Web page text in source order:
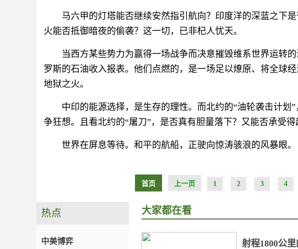
马六甲的灯塔能否继续安然指引航向？印度洋的深蓝之下
火能否抵御暗夜的偷袭？这一切，已非杞人忧天。
当西方某些势力为赢得一场战争而决意摧毁维系世界运转
罗斯的石油收入报表。他们点燃的，是一场足以燎原、将全球
地狱之火。
中印的能源选择，是生存的理性。而北约的“油轮袭击计划
争狂想。且看北约的“屠刀”，是否真有胆量落下？又能否承受得
世界在屏息等待。和平的航船，正驶向惊涛骇浪的风暴眼。
首页 上一页 1 2 3 4
热点
中美博弈
大家都在看
射程1800公